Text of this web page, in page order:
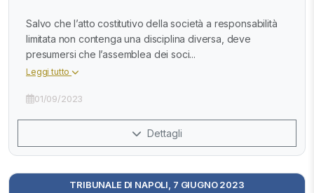
Salvo che l’atto costitutivo della società a responsabilità
limitata non contenga una disciplina diversa, deve
presumersi che l’assemblea dei soci...
Leggi tutto
01/09/2023
Dettagli
TRIBUNALE DI NAPOLI, 7 GIUGNO 2023